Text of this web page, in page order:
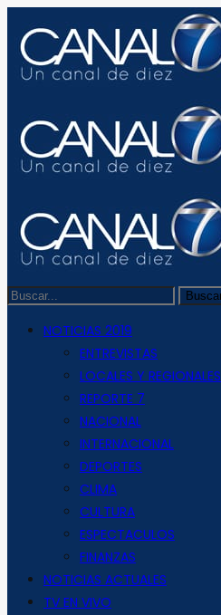
NOTICIAS 2019
ENTREVISTAS
LOCALES Y REGIONALES
REPORTE 7
NACIONAL
INTERNACIONAL
DEPORTES
CLIMA
CULTURA
ESPECTACULOS
FINANZAS
NOTICIAS ACTUALES
TV EN VIVO